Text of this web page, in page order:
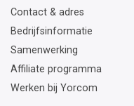
Contact & adres
Bedrijfsinformatie
Samenwerking
Affiliate programma
Werken bij Yorcom